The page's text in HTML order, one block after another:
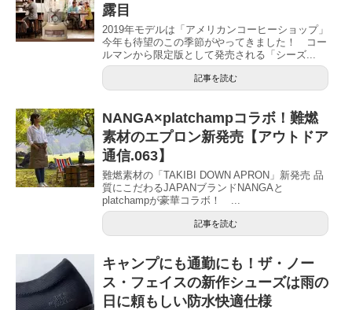
露目
2019年モデルは「アメリカンコーヒーショップ」
今年も待望のこの季節がやってきました！ コー
ルマンから限定版として発売される「シーズ...
記事を読む
NANGA×platchampコラボ！難燃
素材のエプロン新発売【アウトドア
通信.063】
難燃素材の「TAKIBI DOWN APRON」新発売 品
質にこだわるJAPANブランドNANGAと
platchampが豪華コラボ！ ...
記事を読む
キャンプにも通勤にも！ザ・ノー
ス・フェイスの新作シューズは雨の
日に頼もしい防水快適仕様